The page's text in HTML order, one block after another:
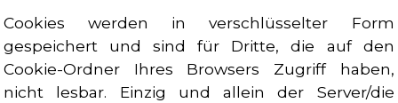
Cookies werden in verschlüsselter Form
gespeichert und sind für Dritte, die auf den
Cookie-Ordner Ihres Browsers Zugriff haben,
nicht lesbar. Einzig und allein der Server/die